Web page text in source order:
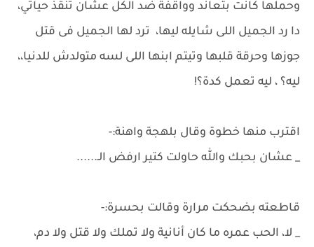
وحملها كانت بتعاند وواقفة ضد الكل عشان تنقذ حياتي،
دا رد الجميل اللى شايله ليها، ترد لها الجميل فى قتل
جوزها وحرقة قلبها وتيتم ابنها اللى لسه متولدش للدنيا،،
ليه؟ ، ليه تعمل كدة؟!
اقترب منها خطوة وقال بلهجة واهنة:-
_ عشان بحبك والله حاولت كتير ارفض الـ......
قاطعته بضحكت مرارة وقالت بحسرة:-
_ لا، الحب عمره ما كان أنانية ولا تملك ولا قتل ولا دم،